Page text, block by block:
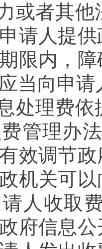
或者其
请人提
限内，
当向申
处理费
管理办
效调节
机关可
人收取
府信息